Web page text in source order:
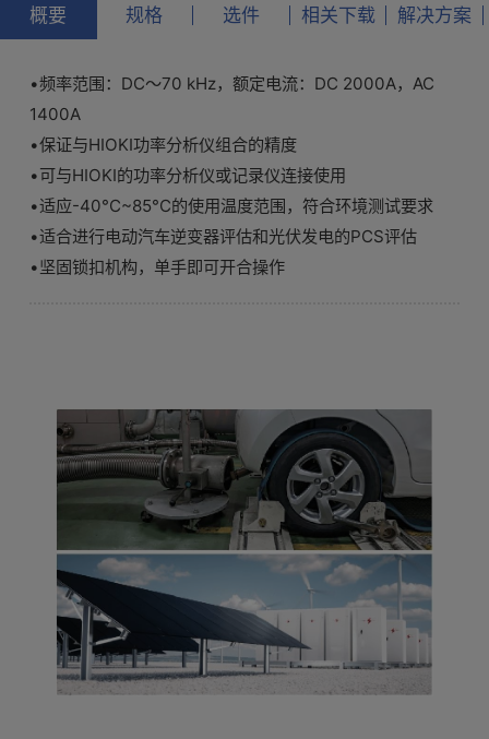
概要 规格 选件 相关下载 解决方案
•频率范围：DC～70 kHz，额定电流：DC 2000A，AC
1400A
•保证与HIOKI功率分析仪组合的精度
•可与HIOKI的功率分析仪或记录仪连接使用
•适应-40°C~85°C的使用温度范围，符合环境测试要求
•适合进行电动汽车逆变器评估和光伏发电的PCS评估
•坚固锁扣机构，单手即可开合操作